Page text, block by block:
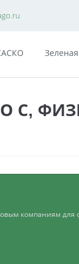
С,
компаниям